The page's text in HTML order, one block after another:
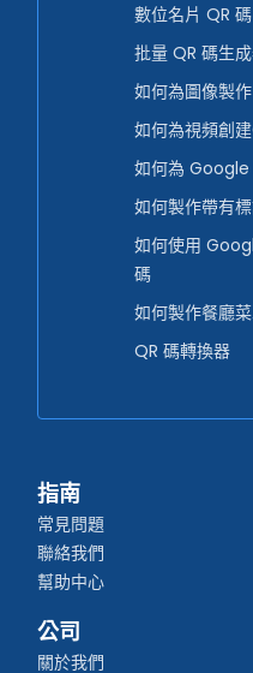
數位名片 QR 碼
批量 QR 碼生
如何為圖像製
如何為視頻創
如何為 Google
如何製作帶有
如何使用
碼
如何製作餐廳
QR 碼轉換器
指南
常見問題
聯絡我們
幫助中心
公司
關於我們